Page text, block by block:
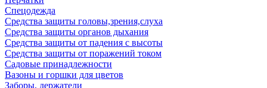
Спецодежда
Средства защиты головы,зрения,слуха
Средства защиты органов дыхания
Средства защиты от падения с высоты
Средства защиты от поражений током
Садовые принадлежности
Вазоны и горшки для цветов
Заборы, держатели